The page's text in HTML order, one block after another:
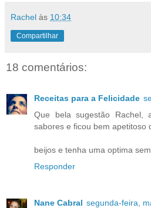
Rachel às 10:34
Compartilhar
18 comentários:
Receitas para a Felicidade
Que bela sugestão Rachel,
sabores e ficou bem apetitoso
beijos e tenha uma optima
Responder
Nane Cabral segunda-feira,